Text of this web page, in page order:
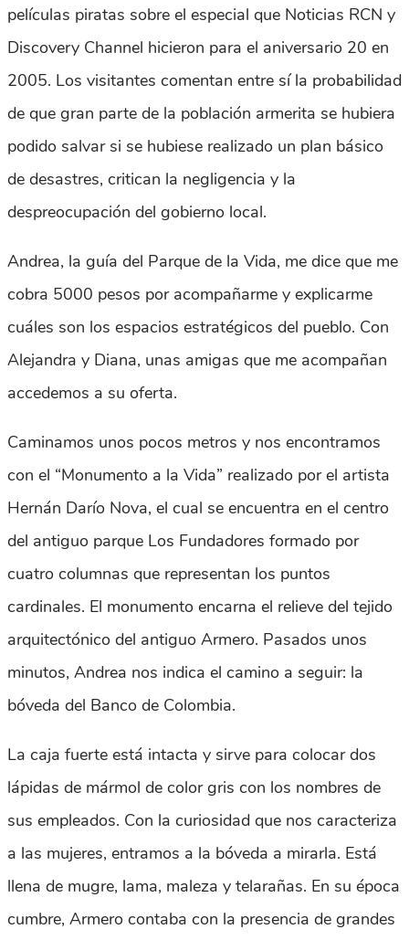
películas piratas sobre el especial que Noticias RCN y
Discovery Channel hicieron para el aniversario 20 en
2005. Los visitantes comentan entre sí la probabilidad
de que gran parte de la población armerita se hubiera
podido salvar si se hubiese realizado un plan básico
de desastres, critican la negligencia y la
despreocupación del gobierno local.
Andrea, la guía del Parque de la Vida, me dice que me
cobra 5000 pesos por acompañarme y explicarme
cuáles son los espacios estratégicos del pueblo. Con
Alejandra y Diana, unas amigas que me acompañan
accedemos a su oferta.
Caminamos unos pocos metros y nos encontramos
con el “Monumento a la Vida” realizado por el artista
Hernán Darío Nova, el cual se encuentra en el centro
del antiguo parque Los Fundadores formado por
cuatro columnas que representan los puntos
cardinales. El monumento encarna el relieve del tejido
arquitectónico del antiguo Armero. Pasados unos
minutos, Andrea nos indica el camino a seguir: la
bóveda del Banco de Colombia.
La caja fuerte está intacta y sirve para colocar dos
lápidas de mármol de color gris con los nombres de
sus empleados. Con la curiosidad que nos caracteriza
a las mujeres, entramos a la bóveda a mirarla. Está
llena de mugre, lama, maleza y telarañas. En su época
cumbre, Armero contaba con la presencia de grandes